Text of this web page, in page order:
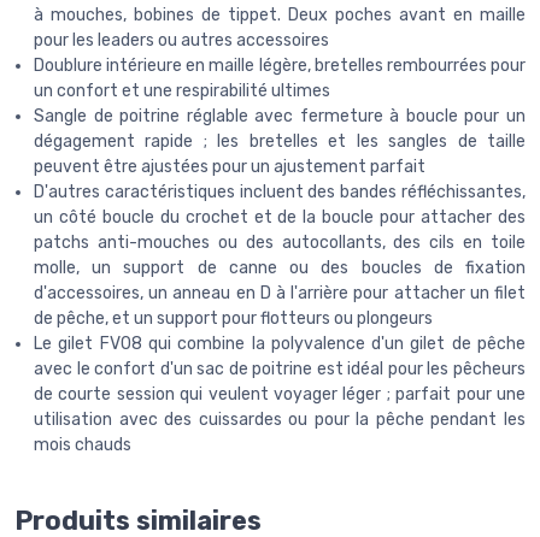
à mouches, bobines de tippet. Deux poches avant en maille
pour les leaders ou autres accessoires
Doublure intérieure en maille légère, bretelles rembourrées pour
un confort et une respirabilité ultimes
Sangle de poitrine réglable avec fermeture à boucle pour un
dégagement rapide ; les bretelles et les sangles de taille
peuvent être ajustées pour un ajustement parfait
D'autres caractéristiques incluent des bandes réfléchissantes,
un côté boucle du crochet et de la boucle pour attacher des
patchs anti-mouches ou des autocollants, des cils en toile
molle, un support de canne ou des boucles de fixation
d'accessoires, un anneau en D à l'arrière pour attacher un filet
de pêche, et un support pour flotteurs ou plongeurs
Le gilet FV08 qui combine la polyvalence d'un gilet de pêche
avec le confort d'un sac de poitrine est idéal pour les pêcheurs
de courte session qui veulent voyager léger ; parfait pour une
utilisation avec des cuissardes ou pour la pêche pendant les
mois chauds
Produits similaires